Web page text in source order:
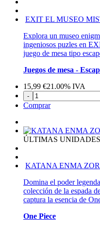
EXIT EL MUSEO
Explora un museo
ingeniosos puzles en
juego de mesa tipo
Juegos de mesa -
15,99 €21.00% IVA
-
Comprar
ÚLTIMAS
KATANA ENMA
Domina el poder
colección de la espada
captura la esencia de
One Piece